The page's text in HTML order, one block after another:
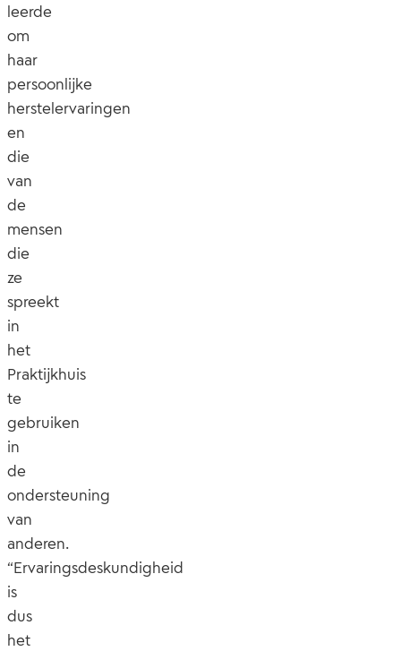
leerde
om
haar
persoonlijke
herstelervaringen
en
die
van
de
mensen
die
ze
spreekt
in
het
Praktijkhuis
te
gebruiken
in
de
ondersteuning
van
anderen.
“Ervaringsdeskundigheid
is
dus
het